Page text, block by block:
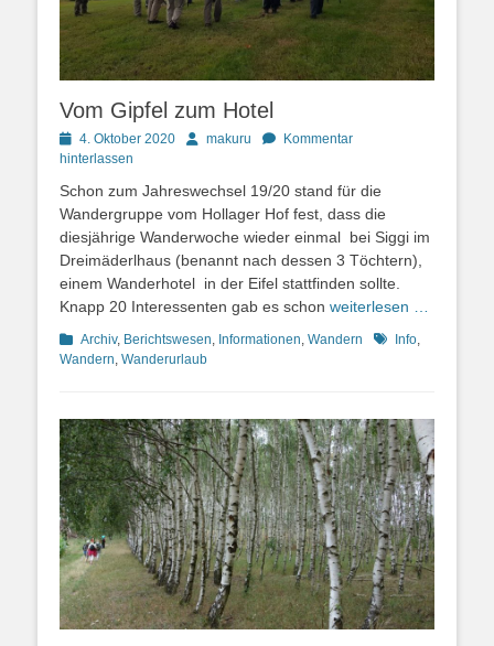
Vom Gipfel zum Hotel
Posted
on
4. Oktober 2020 Autormakuru
Kommentar
hinterlassen
Schon zum Jahreswechsel 19/20 stand für die
Wandergruppe vom Hollager Hof fest, dass die
diesjährige Wanderwoche wieder einmal bei Siggi im
Dreimäderlhaus (benannt nach dessen 3 Töchtern),
einem Wanderhotel in der Eifel stattfinden sollte.
Knapp 20 Interessenten gab es schon weiterlesen …
Kategorien
Archiv, Berichtswesen, Informationen, Wandern Schlagworte
Info,
Wandern, Wanderurlaub